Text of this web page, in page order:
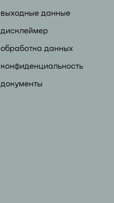
выходные данные
дисклеймер
обработка данных
конфиденциальность
документы